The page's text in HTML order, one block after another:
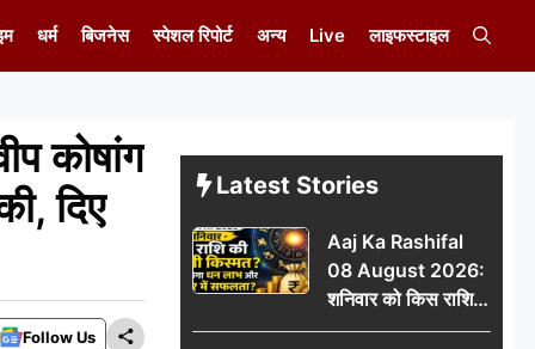
धर्म बिजनेस स्पेशल रिपोर्ट अन्य Live लाइफस्टाइल
कोषांग
दिए
Follow Us
Latest Stories
Aaj Ka Rashifal
08 August 2026:
शनिवार को किस राशि
की चमकेगी किस्मत,